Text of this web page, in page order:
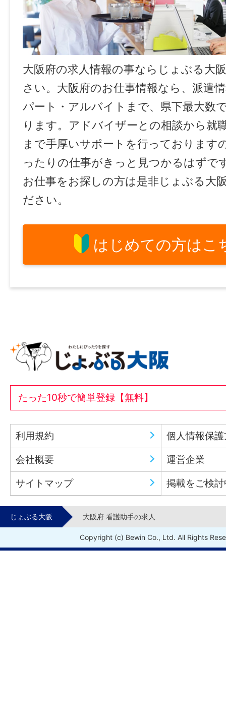
大阪府の求人情報の事ならじょぶる大
さい。大阪府のお仕事情報なら、派遣
パート・アルバイトまで、県下最大数
ります。アドバイザーとの相談から就
まで手厚いサポートを行っております
ったりの仕事がきっと見つかるはずで
お仕事をお探しの方は是非じょぶる大
ださい。
はじめての方はこ
たった10秒で簡単登録【無料】
利用規約 個人情報保
会社概要 運営企業
サイトマップ 掲載をご検
じょぶる大阪 大阪府 看護助手の求人
Copyright (c) Bewin Co., Ltd. All Rights